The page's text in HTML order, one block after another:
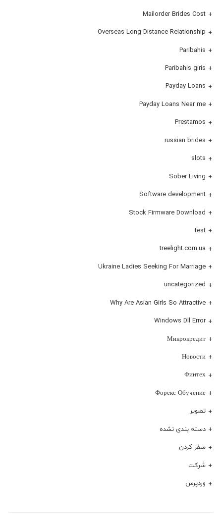
Mailorder Brides Cost
Overseas Long Distance Relationship
Paribahis
Paribahis giris
Payday Loans
Payday Loans Near me
Prestamos
russian brides
slots
Sober Living
Software development
Stock Firmware Download
test
treelight.com.ua
Ukraine Ladies Seeking For Marriage
uncategorized
Why Are Asian Girls So Attractive
Windows Dll Error
Микрокредит
Новости
Финтех
Форекс Обучение
تصویر
دسته بندی نشده
سفر کردن
شرکت
وردپرس